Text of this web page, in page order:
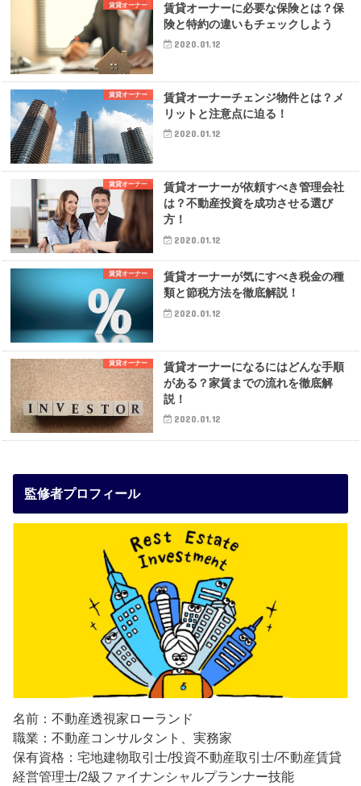
賃貸オーナー
賃貸オーナーに必要な保険とは？保
険と特約の違いもチェックしよう
2020.01.12
賃貸オーナー
賃貸オーナーチェンジ物件とは？メ
リットと注意点に迫る！
2020.01.12
賃貸オーナー
賃貸オーナーが依頼すべき管理会社
は？不動産投資を成功させる選び
方！
2020.01.12
賃貸オーナー
賃貸オーナーが気にすべき税金の種
類と節税方法を徹底解説！
2020.01.12
賃貸オーナー
賃貸オーナーになるにはどんな手順
がある？家賃までの流れを徹底解
説！
2020.01.12
監修者プロフィール
名前：不動産透視家ローランド
職業：不動産コンサルタント、実務家
保有資格：宅地建物取引士/投資不動産取引士/不動産賃貸
経営管理士/2級ファイナンシャルプランナー技能